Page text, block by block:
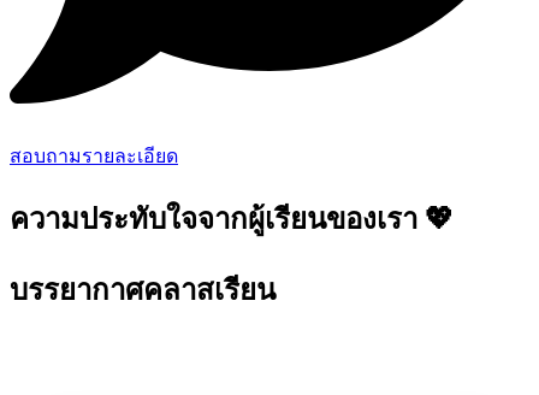
สอบถามรายละเอียด
ความประทับใจจากผู้เรียนของเรา 💖
บรรยากาศคลาสเรียน